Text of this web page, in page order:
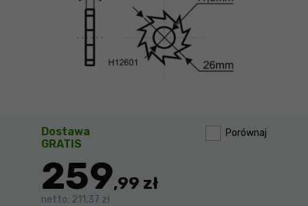
Dostawa
GRATIS
Porównaj
259,99 zł
netto: 211,37 zł